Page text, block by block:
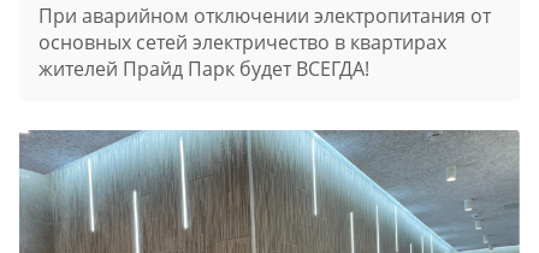
При аварийном отключении электропитания от
основных сетей электричество в квартирах
жителей Прайд Парк будет ВСЕГДА!